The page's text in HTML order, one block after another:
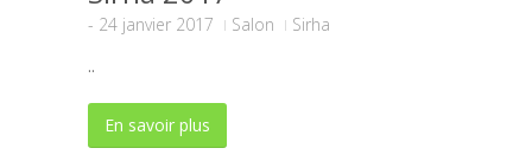
- 24 janvier 2017 Salon
Sirha
..
En savoir plus